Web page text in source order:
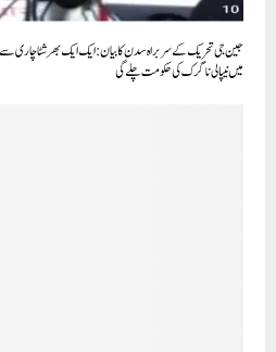
جین جی تحریک کے سربراہ سدن کا بیان: ایک ایک بھرشٹاچاری سے
میں نیپالی ناگرک کی حکومت چلے گی